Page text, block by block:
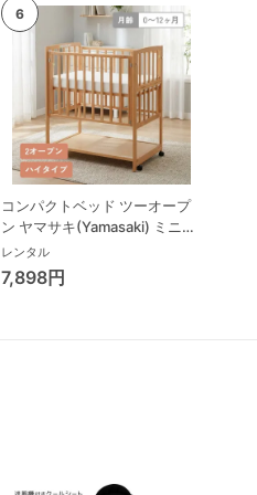
コンパクトベッド ツーオープ
ン ヤマサキ(Yamasaki) ミニサ
イズ/コンパクトベビーベッド
レンタル
7,898円